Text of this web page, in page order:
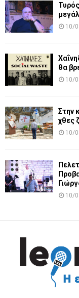
10/
θα
10/
Στην
χθες
10/
10/